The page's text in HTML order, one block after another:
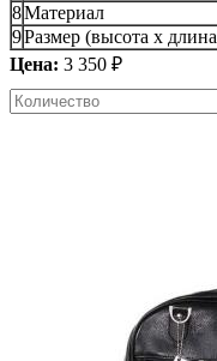
8Материал
9Размер (высота х
Цена: 3 350 ₽